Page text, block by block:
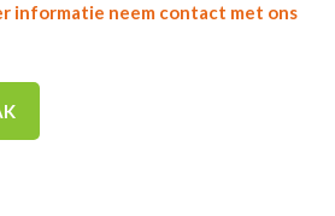
informatie neem contact met ons